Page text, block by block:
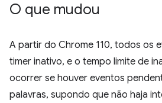
O que mudou
A partir do Chrome 110, todos os
timer inativo, e o tempo limite de
ocorrer se houver eventos
palavras, supondo que não haja